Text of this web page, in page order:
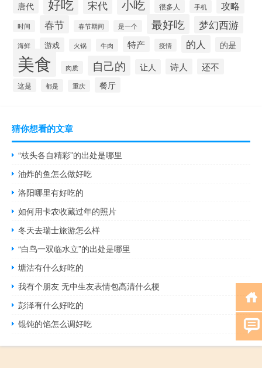
唐代
好吃 宋代 小吃 很多人 手机 攻略
时间 春节 春节期间 是一个 最好吃 梦幻西游
海鲜 游戏 火锅 牛肉 特产 疫情 的人 的是
美食 肉质 自己的 让人 诗人 还不
这是 都是 重庆 餐厅
猜你想看的文章
“枝头各自精彩”的出处是哪里
油炸的鱼怎么做好吃
洛阳哪里有好吃的
如何用卡农收藏过年的照片
冬天去瑞士旅游怎么样
“白鸟一双临水立”的出处是哪里
塘沽有什么好吃的
我有个朋友 无中生友表情包高清什么梗
彭泽有什么好吃的
馄饨的馅怎么调好吃